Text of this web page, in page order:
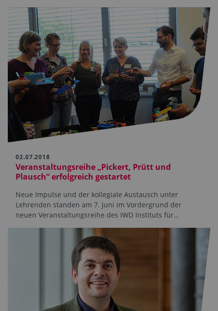
02.07.2018
Veranstaltungsreihe „Pickert, Prütt und
Plausch“ erfolgreich gestartet
Neue Impulse und der kollegiale Austausch unter
Lehrenden standen am 7. Juni im Vordergrund der
neuen Veranstaltungsreihe des IWD Instituts für…